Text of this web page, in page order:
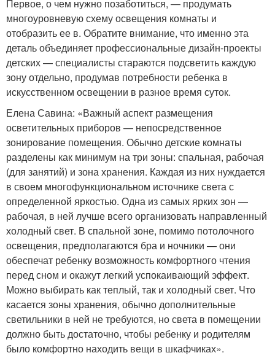
Первое, о чем нужно позаботиться, — продумать
многоуровневую схему освещения комнаты и
отобразить ее в. Обратите внимание, что именно эта
деталь объединяет профессиональные дизайн-проекты
детских — специалисты стараются подсветить каждую
зону отдельно, продумав потребности ребенка в
искусственном освещении в разное время суток.
Елена Савина: «Важный аспект размещения
осветительных приборов — непосредственное
зонирование помещения. Обычно детские комнаты
разделены как минимум на три зоны: спальная, рабочая
(для занятий) и зона хранения. Каждая из них нуждается
в своем многофункциональном источнике света с
определенной яркостью. Одна из самых ярких зон —
рабочая, в ней лучше всего организовать направленный
холодный свет. В спальной зоне, помимо потолочного
освещения, предполагаются бра и ночники — они
обеспечат ребенку возможность комфортного чтения
перед сном и окажут легкий успокаивающий эффект.
Можно выбирать как теплый, так и холодный свет. Что
касается зоны хранения, обычно дополнительные
светильники в ней не требуются, но света в помещении
должно быть достаточно, чтобы ребенку и родителям
было комфортно находить вещи в шкафчиках».